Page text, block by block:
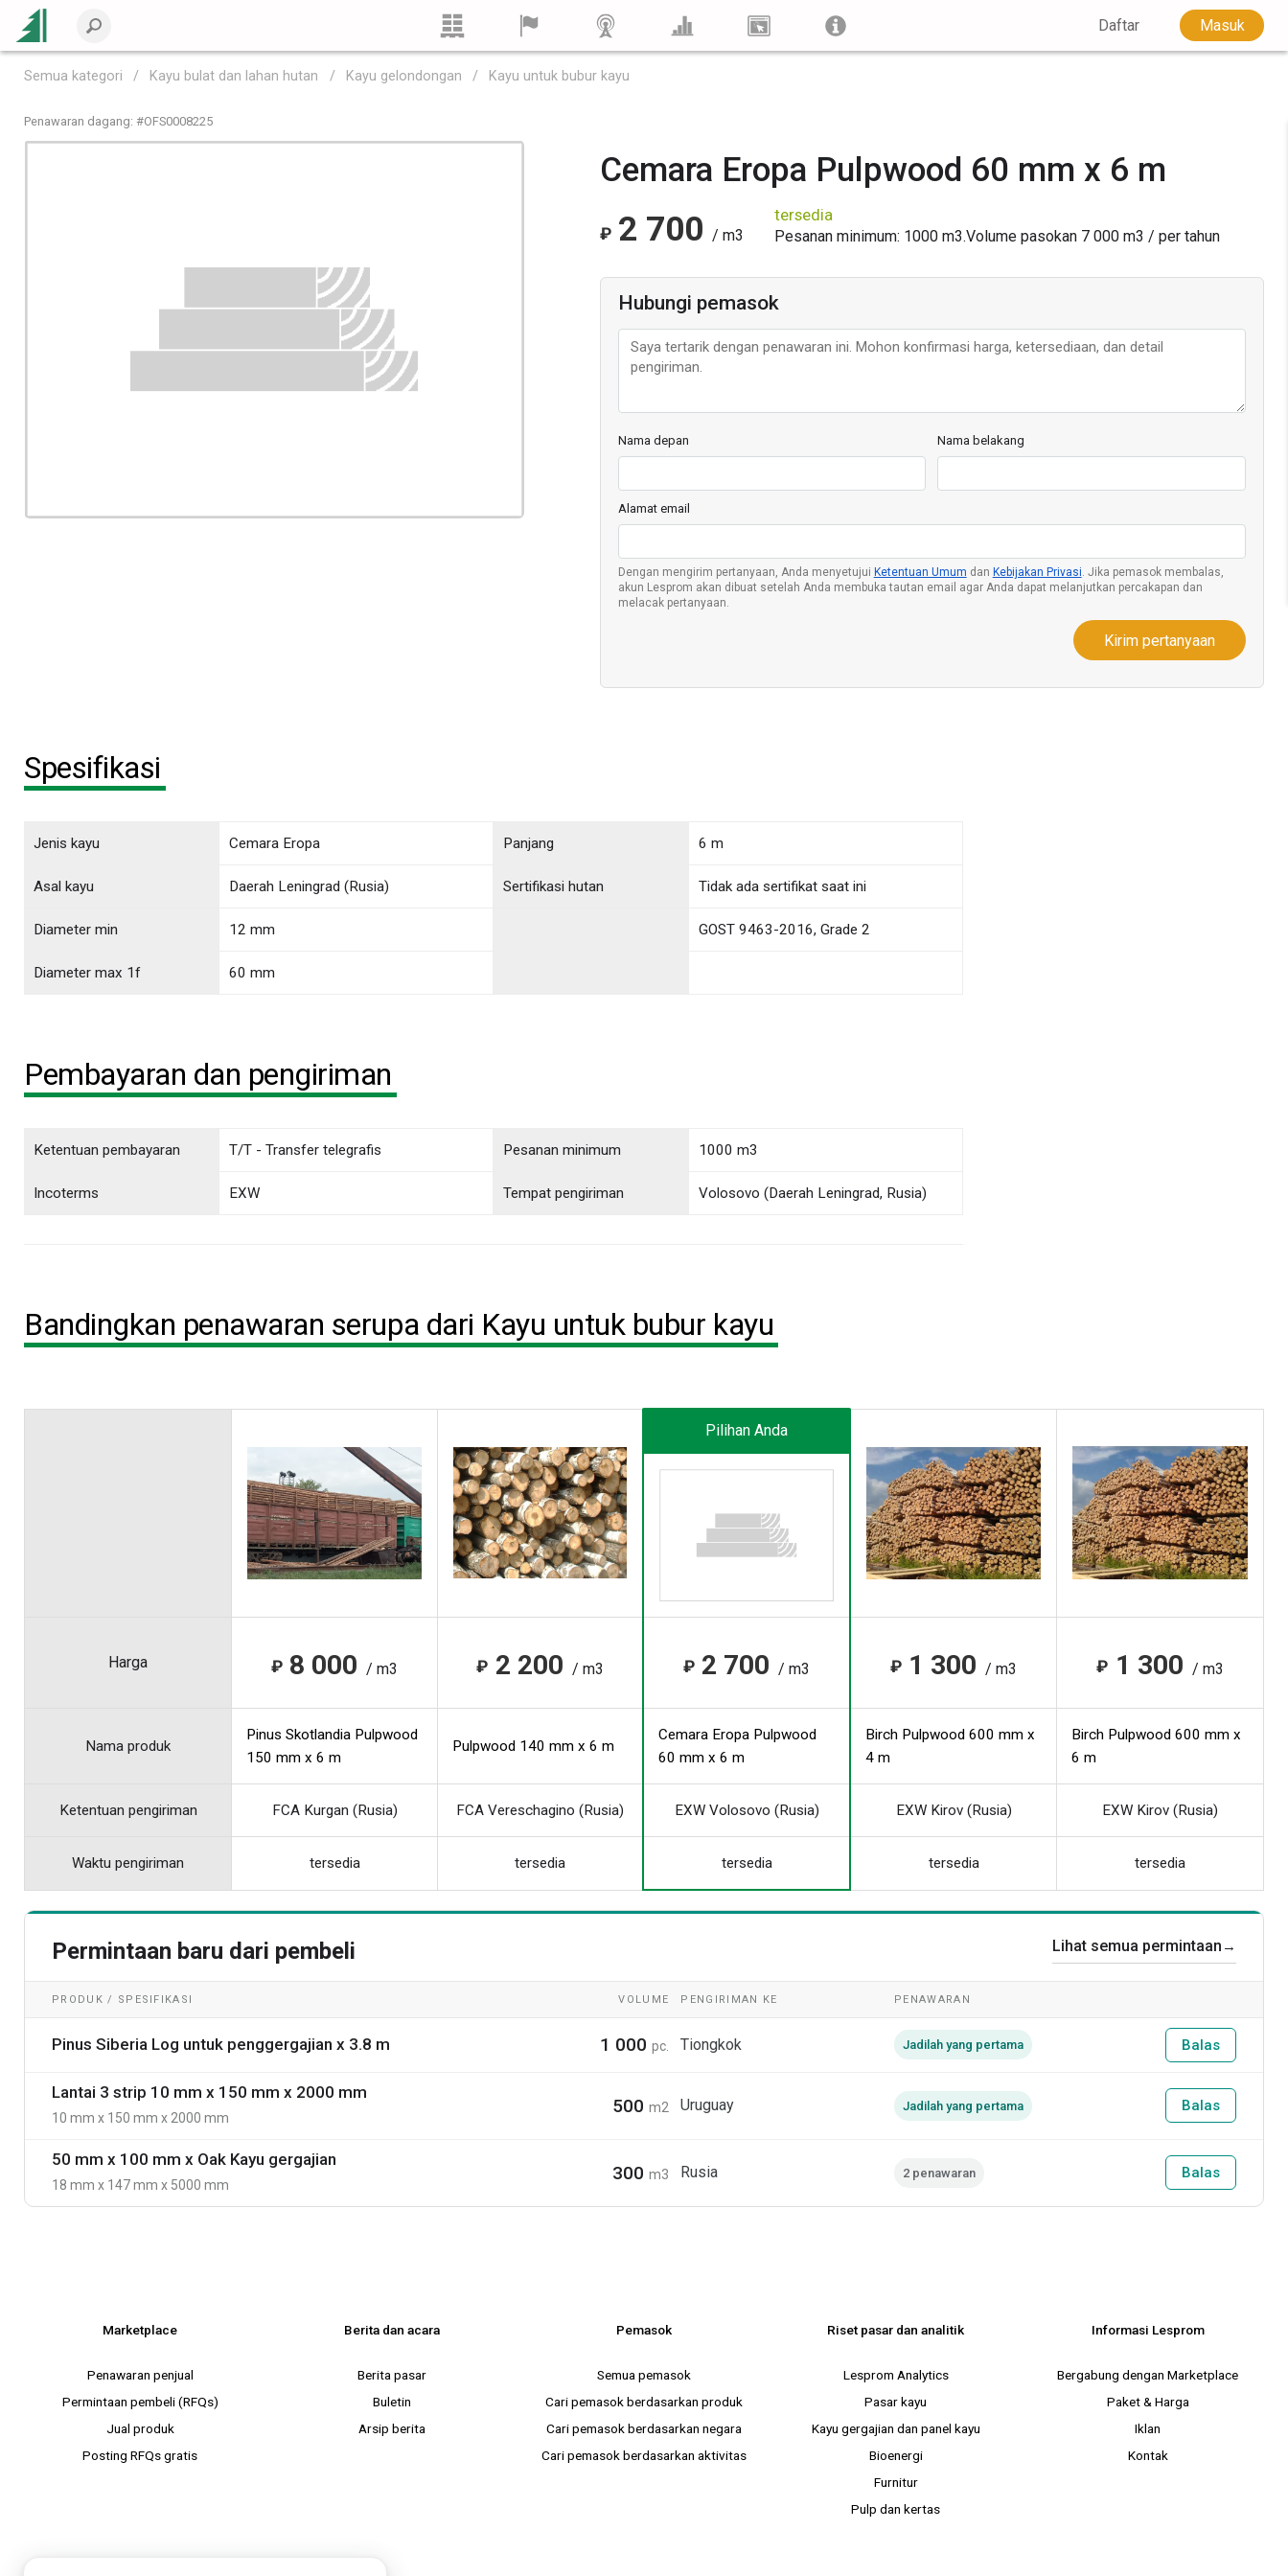
Daftar Masuk
Semua kategori Kayu bulat dan lahan hutan Kayu gelondongan Kayu untuk bubur kayu
Penawaran dagang: #OFS0008225
Cemara Eropa Pulpwood 60 mm x 6 m
₽ 2 700 / m3
tersedia
Pesanan minimum: 1000 m3.Volume pasokan 7 000m3 / per tahun
Hubungi pemasok
Nama depan Nama belakang
Alamat email
Dengan mengirim pertanyaan, Anda menyetujui Ketentuan Umum dan Kebijakan Privasi . Jika pemasok membalas,
akun Lesprom akan dibuat setelah Anda membuka tautan email agar Anda dapat melanjutkan percakapan dan
melacak pertanyaan.
Kirim pertanyaan
Spesifikasi
Jenis kayu Cemara Eropa Panjang 6 m
Asal kayu Daerah Leningrad (Rusia) Sertifikasi hutan Tidak ada sertifikat saat ini
Diameter min 12 mm GOST 9463-2016, Grade 2
Diameter max 1f 60 mm
Pembayaran dan pengiriman
Ketentuan pembayaran T/T - Transfer telegrafis
Incoterms EXW
Pesanan minimum 1000 m3
Tempat pengiriman Volosovo (Daerah Leningrad, Rusia)
Bandingkan penawaran serupa dari Kayu untuk bubur kayu
Pilihan Anda
Harga ₽ 8 000 / m3 ₽ 2 200 / m3 ₽ 2 700 / m3 ₽ 1 300 / m3 ₽ 1 300 / m3
Nama produk
Pinus Skotlandia Pulpwood
150 mm x 6 m
Pulpwood 140 mm x 6 m
Cemara Eropa Pulpwood
60 mm x 6 m
Birch Pulpwood 600 mm x
4 m
Birch Pulpwood 600 mm x
6 m
Ketentuan pengiriman FCA Kurgan (Rusia) FCA Vereschagino (Rusia) EXW Volosovo (Rusia) EXW Kirov (Rusia) EXW Kirov (Rusia)
Waktu pengiriman tersedia tersedia tersedia tersedia tersedia
Permintaan baru dari pembeli Lihat semua permintaan →
PRODUK / SPESIFIKASI VOLUME PENGIRIMAN KE PENAWARAN
Pinus Siberia Log untuk penggergajian x 3.8 m 1 000pc. Tiongkok Jadilah yang pertama Balas
Lantai 3 strip 10 mm x 150 mm x 2000 mm
10 mm x 150 mm x 2000 mm
500m2 Uruguay Jadilah yang pertama Balas
50 mm x 100 mm x Oak Kayu gergajian
18 mm x 147 mm x 5000 mm
300m3 Rusia 2 penawaran Balas
Marketplace
Penawaran penjual
Permintaan pembeli (RFQs)
Jual produk
Posting RFQs gratis
Berita dan acara
Berita pasar
Buletin
Arsip berita
Pemasok
Semua pemasok
Cari pemasok berdasarkan produk
Cari pemasok berdasarkan negara
Cari pemasok berdasarkan aktivitas
Riset pasar dan analitik
Lesprom Analytics
Pasar kayu
Kayu gergajian dan panel kayu
Bioenergi
Furnitur
Pulp dan kertas
Informasi Lesprom
Bergabung dengan Marketplace
Paket & Harga
Iklan
Kontak